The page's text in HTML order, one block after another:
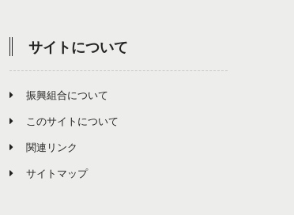
サイトについて
振興組合について
このサイトについて
関連リンク
サイトマップ